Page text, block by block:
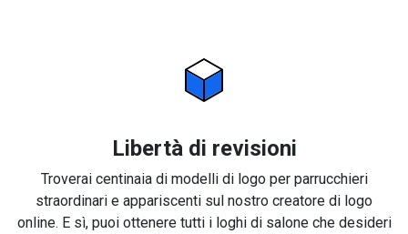
Libertà di revisioni
Troverai centinaia di modelli di logo per parrucchieri
straordinari e appariscenti sul nostro creatore di logo
online. E sì, puoi ottenere tutti i loghi di salone che desideri